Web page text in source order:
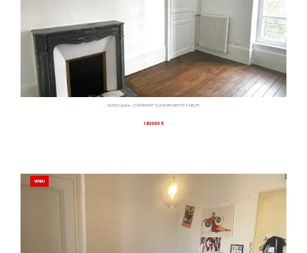
DIJON Centre - CHARMANT T3 ANCIEN REFAIT A NEUF!
183000 €
VENDU